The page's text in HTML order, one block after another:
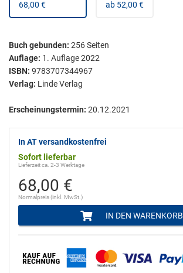
68,00 €
ab 52,00 €
Buch gebunden: 256Seiten
Auflage: 1. Auflage 2022
ISBN: 9783707344967
Verlag: Linde Verlag
Erscheinungstermin: 20.12.2021
In AT versandkostenfrei
Sofort lieferbar
Lieferzeit ca. 2-3 Werktage
68,00 €
Normalpreis (inkl. MwSt.)
IN DEN WARENKORB